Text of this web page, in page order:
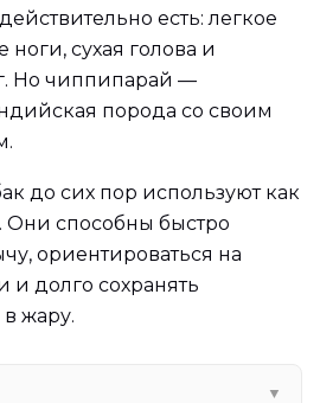
есть: легкое
сухая голова и
Но чиппипарай —
порода со своим
до сих пор используют как
Они способны быстро
ориентироваться на
и долго сохранять
в жару.
▼